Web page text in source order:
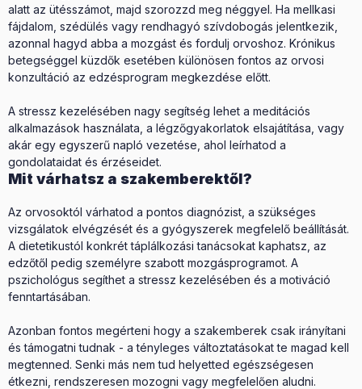
alatt az ütésszámot, majd szorozzd meg néggyel. Ha mellkasi
fájdalom, szédülés vagy rendhagyó szívdobogás jelentkezik,
azonnal hagyd abba a mozgást és fordulj orvoshoz. Krónikus
betegséggel küzdők esetében különösen fontos az orvosi
konzultáció az edzésprogram megkezdése előtt.
A stressz kezelésében nagy segítség lehet a meditációs
alkalmazások használata, a légzőgyakorlatok elsajátítása, vagy
akár egy egyszerű napló vezetése, ahol leírhatod a
gondolataidat és érzéseidet.
Mit várhatsz a szakemberektől?
Az orvosoktól várhatod a pontos diagnózist, a szükséges
vizsgálatok elvégzését és a gyógyszerek megfelelő beállítását.
A dietetikustól konkrét táplálkozási tanácsokat kaphatsz, az
edzőtől pedig személyre szabott mozgásprogramot. A
pszichológus segíthet a stressz kezelésében és a motiváció
fenntartásában.
Azonban fontos megérteni hogy a szakemberek csak irányítani
és támogatni tudnak - a tényleges változtatásokat te magad kell
megtenned. Senki más nem tud helyetted egészségesen
étkezni, rendszeresen mozogni vagy megfelelően aludni.